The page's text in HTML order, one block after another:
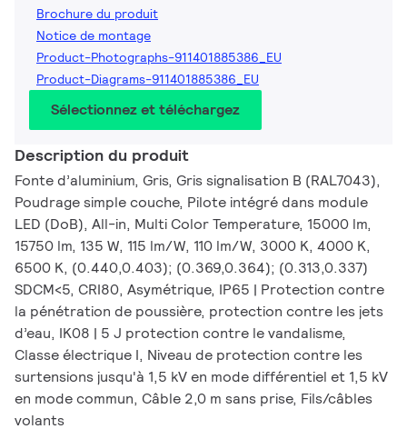
Brochure du produit
Notice de montage
Product-Photographs-911401885386_EU
Product-Diagrams-911401885386_EU
Sélectionnez et téléchargez
Description du produit
Fonte d’aluminium, Gris, Gris signalisation B (RAL7043),
Poudrage simple couche, Pilote intégré dans module
LED (DoB), All-in, Multi Color Temperature, 15000 lm,
15750 lm, 135 W, 115 lm/W, 110 lm/W, 3000 K, 4000 K,
6500 K, (0.440,0.403); (0.369,0.364); (0.313,0.337)
SDCM<5, CRI80, Asymétrique, IP65 | Protection contre
la pénétration de poussière, protection contre les jets
d’eau, IK08 | 5 J protection contre le vandalisme,
Classe électrique I, Niveau de protection contre les
surtensions jusqu'à 1,5 kV en mode différentiel et 1,5 kV
en mode commun, Câble 2,0 m sans prise, Fils/câbles
volants